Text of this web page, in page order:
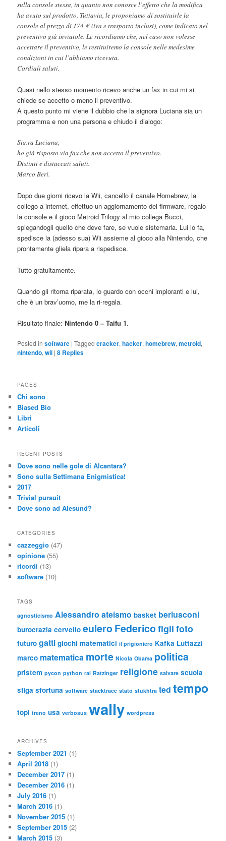
sulla console stessa, in quanto non conosce l’effetto che la modifica
ha avuto sul prodotto. Tuttavia, le proponiamo di sostituirle la
console al prezzo di 174 € (iva e trasporto inclusi), come indicato nel
preventivo già inviatole. Le ricordiamo che, nel caso non volesse
accettare il preventivo, le restituiremo la console nelle medesime
condizioni in cui l’abbiamo ricevuta.
Cordiali saluti.
Quasi nello stesso momento ricevo anche un fax in cui mi si
chiede se accetto o meno il preventivo.
A questo punto mi viene il dubbio che la signora Luciana sia un
programma e non una persona e chiudo il dialogo:
Sig.ra Luciana,
ho già risposto via fax che non accetto il preventivo.
Distinti e distaccati saluti.
Marco Beri.
Dopo due giorni ricevo la Wii, cancello il canale Homebrew, la
collego a internet, effettuo un aggiornamento del firmware, regalo
la console e il gioco Metroid Trilogy al mio collega Bucci,
spiegandogli quello che deve fare, se vuole sistemarla. Lui lo fa,
spedisce la (adesso sua) Wii assieme al gioco alla Nintendo, che
prontamente gliela ripara a rispedisce.
Tutto gratuitamente.
Quando gli ritorna riparata, lo guardo con occhi imploranti e lui,
che è un brav’uomo, me la ri-regala.
Risultato finale:Nintendo 0 – Taifu 1.
Posted in software |Tagged cracker,hacker,homebrew,metroid,
nintendo,wii |8 Replies
PAGES
Chi sono
Biased Bio
Libri
Articoli
RECENT POSTS
Dove sono nelle gole di Alcantara?
Sono sulla Settimana Enigmistica!
2017
Trivial pursuit
Dove sono ad Alesund?
CATEGORIES
cazzeggio (47)
opinione (55)
ricordi (13)
software (10)
TAGS
agnosticismo Alessandro ateismo basket berlusconi
burocrazia cervello eulero Federico figli foto
futuro gatti giochi matematici il prigioniero Kafka Luttazzi
marco matematica morte Nicola Obama politica
pristem pycon python rai Ratzinger religione salvare scuola
sfiga sfortuna software stacktrace stato stukhtra ted tempo
topi treno usa verbosus wally wordpress
ARCHIVES
September 2021 (1)
April 2018 (1)
December 2017 (1)
December 2016 (1)
July 2016 (1)
March 2016 (1)
November 2015 (1)
September 2015 (2)
March 2015 (3)